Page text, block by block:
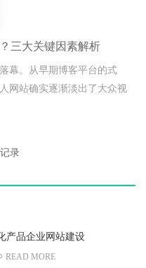
三大关键因素解析
幕。从早期博客平台的式
网站确实逐渐淡出了大众视
录
产品企业网站建设
READ MORE